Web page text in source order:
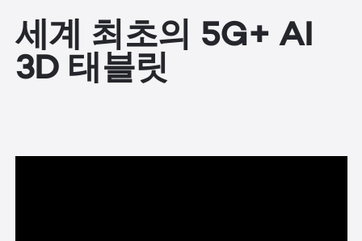
세계 최초의 5G+ AI
3D 태블릿